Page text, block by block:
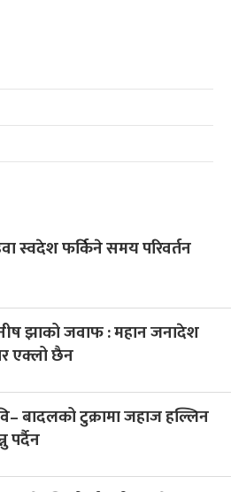
स्वदेश फर्किने समय परिवर्तन
झाको जवाफ : महान जनादेश
एक्लो छैन
बादलको टुक्रामा जहाज हल्लिन
पर्दैन